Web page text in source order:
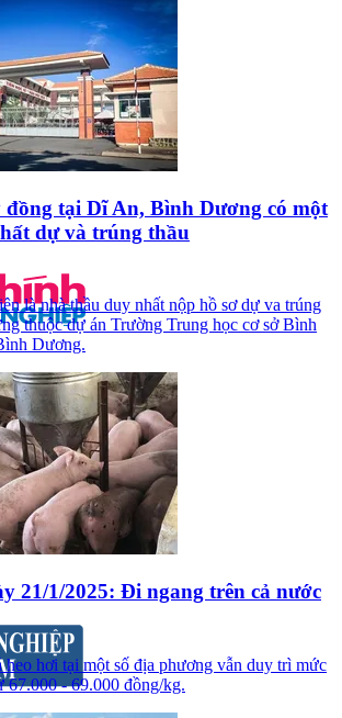
đồng tại Dĩ An, Bình Dương có một
dự và trúng thầu
là nhà thầu duy nhất nộp hồ sơ dự va trúng
thuộc dự án Trường Trung học cơ sở Bình
Dương.
21/1/2025: Đi ngang trên cả nước
hơi tại một số địa phương vẫn duy trì mức
67.000 - 69.000 đồng/kg.